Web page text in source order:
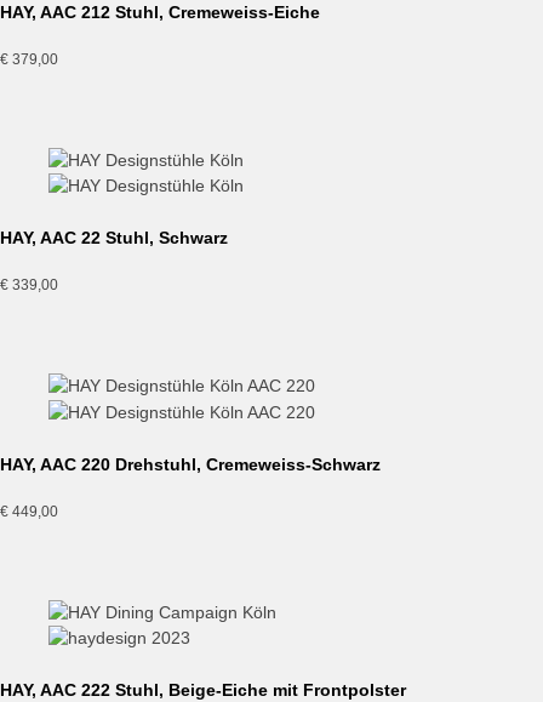
HAY, AAC 212 Stuhl, Cremeweiss-Eiche
€ 379,00
HAY, AAC 22 Stuhl, Schwarz
€ 339,00
HAY, AAC 220 Drehstuhl, Cremeweiss-Schwarz
€ 449,00
HAY, AAC 222 Stuhl, Beige-Eiche mit Frontpolster